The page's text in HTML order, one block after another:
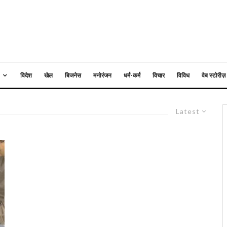
विदेश खेल बिजनेस मनोरंजन धर्म-कर्म विचार विविध वेब स्टोरीज़
Latest